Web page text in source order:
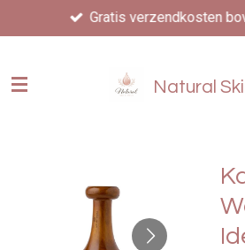
direct
de
Gratis verzendkosten
Natural